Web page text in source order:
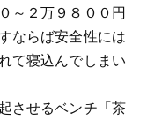
～２万９８００円
ならば安全性には
て寝込んでしまい
させるベンチ「茶